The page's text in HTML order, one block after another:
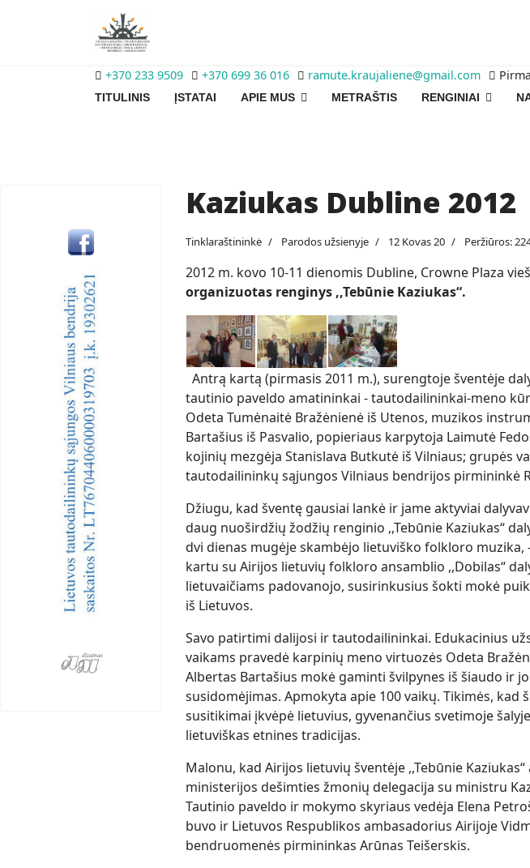
TITULINIS ĮSTATAI APIE MUS METRAŠTIS RENGINIAI
+370 233 9509 +370 699 36 016 ramute.kraujaliene@gmail.com
Kaziukas Dubline 2012
Tinklaraštininkė Parodos užsienyje 12 Kovas 20 Peržiūros:
2012 m. kovo 10-11 dienomis Dubline, Crowne Plaza
organizuotas renginys ,,Tebūnie Kaziukas“.
Antrą kartą (pirmasis 2011 m.), surengtoje šventėje
tautinio paveldo amatininkai - tautodailininkai-meno
Odeta Tumėnaitė Bražėnienė iš Utenos, muzikos
Bartašius iš Pasvalio, popieriaus karpytoja Laimutė
kojinių mezgėja Stanislava Butkutė iš Vilniaus; grupės
tautodailininkų sąjungos Vilniaus bendrijos pirmininkė
Džiugu, kad šventę gausiai lankė ir jame aktyviai
daug nuoširdžių žodžių renginio ,,Tebūnie Kaziukas“
dvi dienas mugėje skambėjo lietuviško folkloro muzika,
kartu su Airijos lietuvių folkloro ansamblio ,,Dobilas“
lietuvaičiams padovanojo, susirinkusius šokti mokė
iš Lietuvos.
Savo patirtimi dalijosi ir tautodailininkai. Edukacinius
vaikams pravedė karpinių meno virtuozės Odeta
Albertas Bartašius mokė gaminti švilpynes iš šiaudo ir
susidomėjimas. Apmokyta apie 100 vaikų. Tikimės,
susitikimai įkvėpė lietuvius, gyvenančius svetimoje
lietuviškas etnines tradicijas.
Malonu, kad Airijos lietuvių šventėje ,,Tebūnie
ministerijos dešimties žmonių delegacija su ministru
Tautinio paveldo ir mokymo skyriaus vedėja Elena
buvo ir Lietuvos Respublikos ambasadorius Airijoje
bendruomenės pirmininkas Arūnas Teišerskis.